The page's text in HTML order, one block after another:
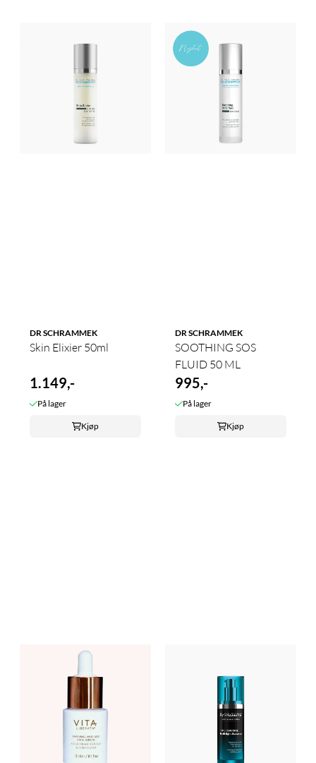
DR SCHRAMMEK
Skin Elixier 50ml
1.149,-
På lager
Kjøp
DR SCHRAMMEK
SOOTHING SOS
FLUID 50 ML
995,-
På lager
Kjøp